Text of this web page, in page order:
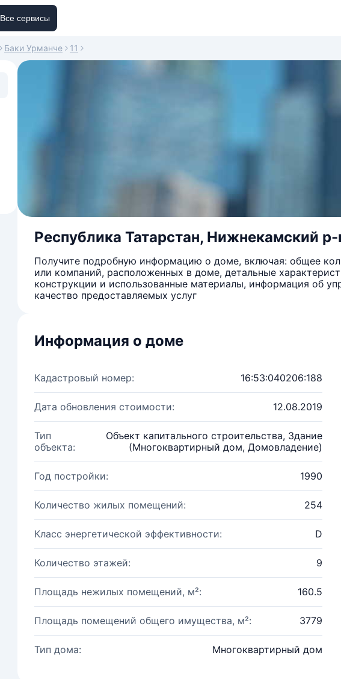
Все сервисы
Баки Урманче 11
Республика Татарстан, Нижнекамский
Получите подробную информацию о доме, включая: общее
или компаний, расположенных в доме, детальные
конструкции и использованные материалы, информация об
качество предоставляемых услуг
Информация о доме
Кадастровый номер: 16:53:040206:188
Дата обновления стоимости: 12.08.2019
Тип
объекта:
Объект капитального строительства, Здание
(Многоквартирный дом, Домовладение)
Год постройки: 1990
Количество жилых помещений: 254
Класс энергетической эффективности: D
Количество этажей: 9
Площадь нежилых помещений, м²: 160.5
Площадь помещений общего имущества, м²: 3779
Тип дома: Многоквартирный дом